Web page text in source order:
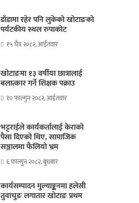
डाँडामा रहेर पनि लुकेको खोटाङको
पर्यटकीय स्थल रुपाकोट
१५ चैत्र २०८२, आईतवार
खोटाङमा १३ वर्षीया छात्रालाई
बलात्कार गर्ने शिक्षक पक्राउ
१० फाल्गुन २०८२, आईतवार
भट्टराईले कार्यकर्तालाई केराको
पैसा दिएको थिए, सामाजिक
सञ्जालमा फैलियो भ्रम
६ फाल्गुन २०८२, बुधबार
कार्यसम्पादन मुल्याङ्कनमा हलेसी
तुवाचुङ लगातार खोटाङ प्रथम